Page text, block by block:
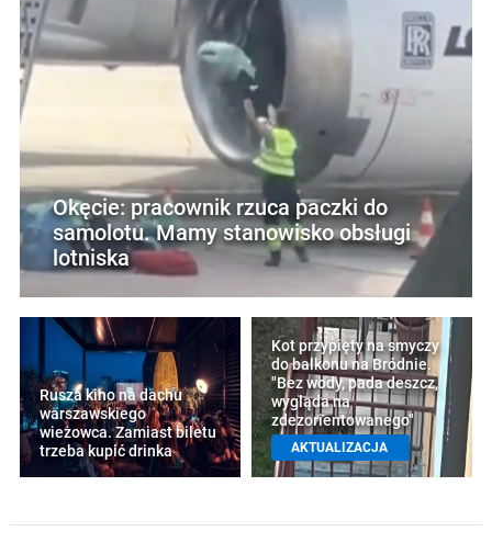
Okęcie: pracownik rzuca paczki do
samolotu. Mamy stanowisko obsługi
lotniska
Rusza kino na dachu
warszawskiego
wieżowca. Zamiast biletu
trzeba kupić drinka
Kot przypięty na smyczy
do balkonu na Bródnie.
"Bez wody, pada deszcz,
wygląda na
zdezorientowanego"
AKTUALIZACJA